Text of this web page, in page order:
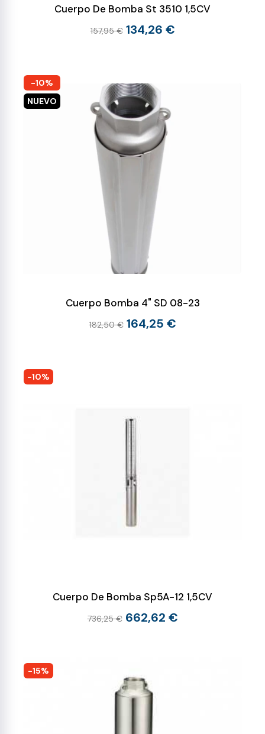
Cuerpo De Bomba St 3510 1,5CV
157,95 € 134,26 €
-10%
NUEVO
Cuerpo Bomba 4" SD 08-23
182,50 € 164,25 €
-10%
Cuerpo De Bomba Sp5A-12 1,5CV
736,25 € 662,62 €
-15%